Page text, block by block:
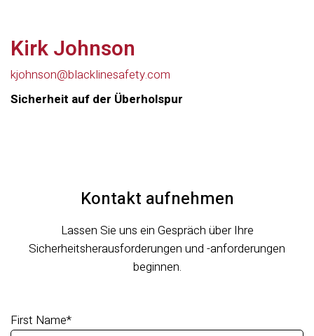
Kirk Johnson
kjohnson@blacklinesafety.com
Sicherheit auf der Überholspur
Kontakt aufnehmen
Lassen Sie uns ein Gespräch über Ihre
Sicherheitsherausforderungen und -anforderungen
beginnen.
First Name*